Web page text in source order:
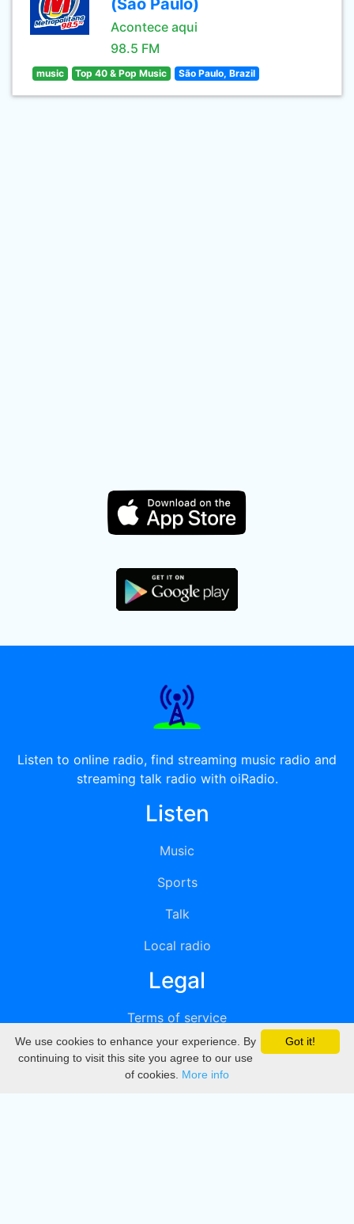
(São Paulo)
Acontece aqui
98.5 FM
music Top 40 & Pop Music São Paulo, Brazil
Listen to online radio, find streaming music radio and
streaming talk radio with oiRadio.
Listen
Music
Sports
Talk
Local radio
Legal
Terms of service
Privacy
DMCA
Got it!
We use cookies to enhance your experience. By
continuing to visit this site you agree to our use
of cookies. More info